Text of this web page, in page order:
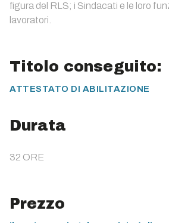
figura del RLS; i Sindacati e le loro
lavoratori.
Titolo conseguito:
ATTESTATO DI ABILITAZIONE
Durata
32 ORE
Prezzo